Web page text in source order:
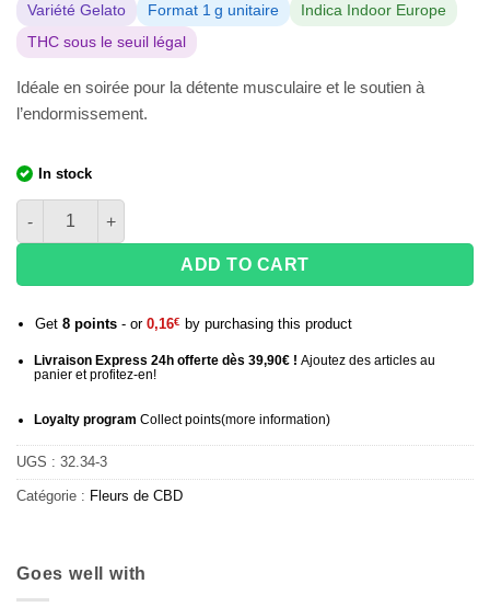
Variété Gelato Format 1 g unitaire
Indica Indoor Europe
THC sous le seuil légal
Idéale en soirée pour la détente musculaire et le soutien à
l’endormissement.
In stock
quantité de Fleur de CBD Gelato Flowers Power - 1g
ADD TO CART
Get 8points- or 0,16€ by purchasing this product
Livraison Express 24h offerte dès 39,90€ ! Ajoutez des articles au
panier et profitez-en!
Loyalty program Collect points(more information)
UGS : 32.34-3
Catégorie : Fleurs de CBD
Goes well with